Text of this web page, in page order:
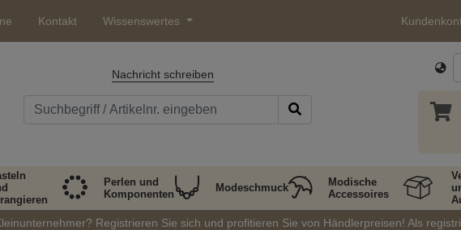
Kontakt Wissenswertes
Nachricht schreiben
Perlen und
Komponenten
Modeschmuck
Modische
Accessoires
Registrieren Sie sich und profitieren Sie von Händlerpreisen! Als